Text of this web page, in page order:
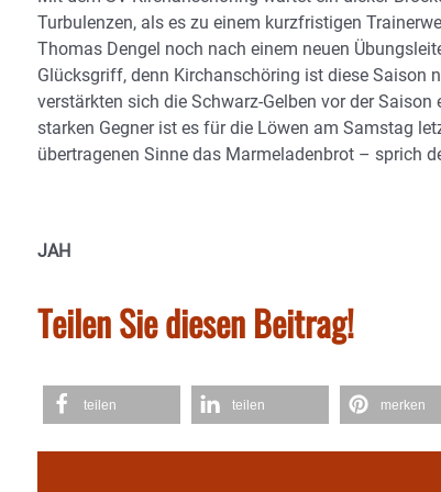
Turbulenzen, als es zu einem kurzfristigen
Thomas Dengel noch nach einem neuen
Glücksgriff, denn Kirchanschöring ist diese Saison
verstärkten sich die Schwarz-Gelben vor der
starken Gegner ist es für die Löwen am Samstag
übertragenen Sinne das Marmeladenbrot – sprich
JAH
Teilen Sie diesen Beitrag!
teilen teilen merken